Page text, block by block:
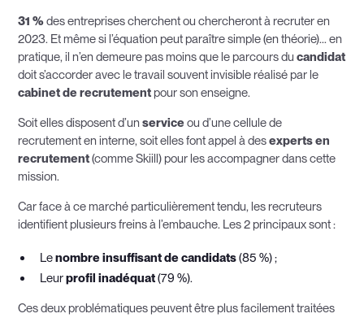
31 %des entreprises cherchent ou chercheront à recruter en
2023. Et même si l’équation peut paraître simple (en théorie)... en
pratique, il n’en demeure pas moins que le parcours ducandidat
doit s’accorder avec le travail souvent invisible réalisé par le
cabinet de recrutementpour son enseigne.
Soit elles disposent d’unservice ou d’une cellule de
recrutement en interne, soit elles font appel à desexperts en
recrutement(comme Skiill) pour les accompagner dans cette
mission.
Car face à ce marché particulièrement tendu, les recruteurs
identifient plusieurs freins à l’embauche. Les 2 principaux sont :
Lenombre insuffisant de candidats(85 %) ;
Leurprofil inadéquat(79 %).
Ces deux problématiques peuvent être plus facilement traitées